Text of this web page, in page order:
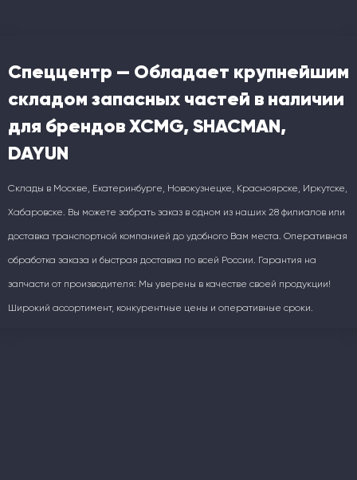
Спеццентр — Обладает крупнейшим
складом запасных частей в наличии
для брендов XCMG, SHACMAN,
DAYUN
Склады в Москве, Екатеринбурге, Новокузнецке, Красноярске, Иркутске,
Хабаровске. Вы можете забрать заказ в одном из наших 28 филиалов или
доставка транспортной компанией до удобного Вам места. Оперативная
обработка заказа и быстрая доставка по всей России. Гарантия на
запчасти от производителя: Мы уверены в качестве своей продукции!
Широкий ассортимент, конкурентные цены и оперативные сроки.